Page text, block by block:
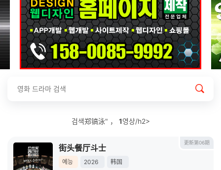
검색郑镐泳" ， 1영상/h2>
更新第06期
街头餐厅斗士
예능 2026
韩国